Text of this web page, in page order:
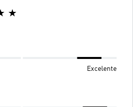
Excelente